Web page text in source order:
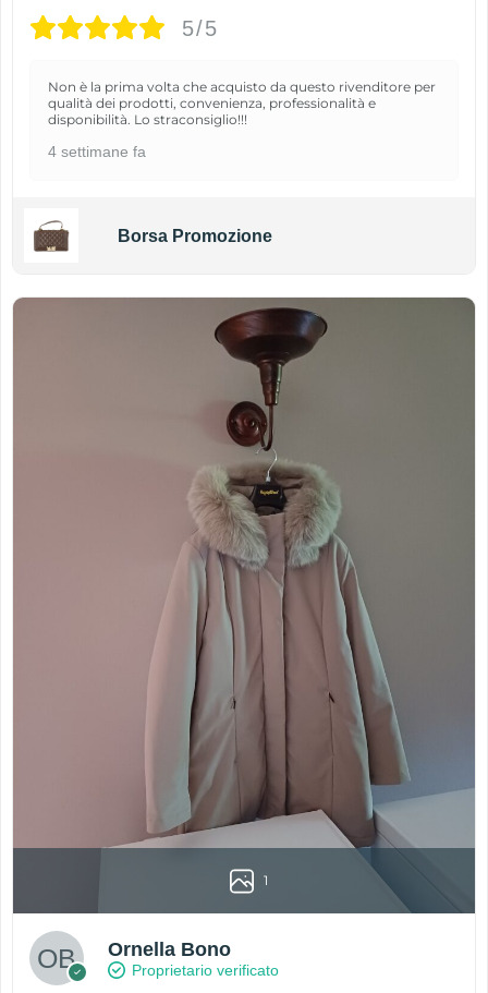
5/5
Non è la prima volta che acquisto da questo rivenditore per
qualità dei prodotti, convenienza, professionalità e
disponibilità. Lo straconsiglio!!!
4 settimane fa
Borsa Promozione
1
Ornella Bono
Proprietario verificato